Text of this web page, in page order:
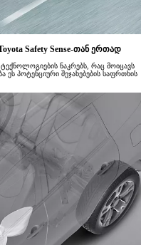
Safety Sense-თან ერთად
ტექნოლოგიების ნაკრებს, რაც მოიცავს
პოტენციური შეჯახებების საფრთხის